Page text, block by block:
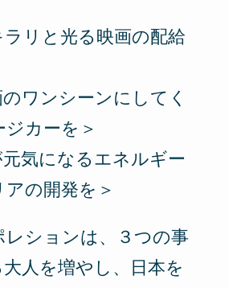
ラリと光る映画の配給
ワンシーンにしてく
カーを＞
元気になるエネルギー
の開発を＞
レションは、３つの事
人を増やし、日本を